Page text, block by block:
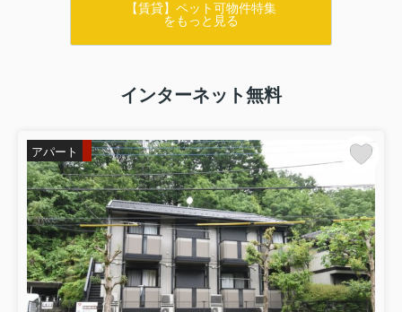
【賃貸】ペット可物件特集
をもっと見る
インターネット無料
アパート